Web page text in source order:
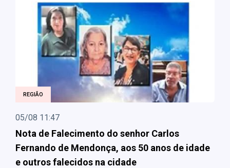
REGIÃO
05/08 11:47
Nota de Falecimento do senhor Carlos
Fernando de Mendonça, aos 50 anos de idade
e outros falecidos na cidade